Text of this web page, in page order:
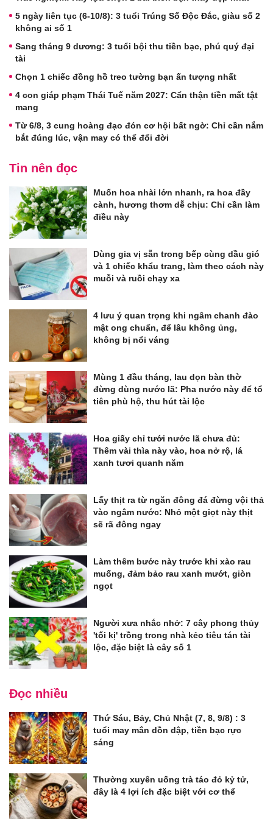
5 ngày liên tục (6-10/8): 3 tuổi Trúng Số Độc Đắc, giàu số 2
không ai số 1
Sang tháng 9 dương: 3 tuổi bội thu tiền bạc, phú quý đại
tài
Chọn 1 chiếc đồng hồ treo tường bạn ấn tượng nhất
4 con giáp phạm Thái Tuế năm 2027: Cẩn thận tiền mất tật
mang
Từ 6/8, 3 cung hoàng đạo đón cơ hội bất ngờ: Chỉ cần nắm
bắt đúng lúc, vận may có thể đổi đời
Tin nên đọc
Muốn hoa nhài lớn nhanh, ra hoa đầy
cành, hương thơm dễ chịu: Chỉ cần làm
điều này
Dùng gia vị sẵn trong bếp cùng dầu gió
và 1 chiếc khẩu trang, làm theo cách này
muỗi và ruồi chạy xa
4 lưu ý quan trọng khi ngâm chanh đào
mật ong chuẩn, để lâu không ủng,
không bị nổi váng
Mùng 1 đầu tháng, lau dọn bàn thờ
đừng dùng nước lã: Pha nước này để tổ
tiên phù hộ, thu hút tài lộc
Hoa giấy chỉ tưới nước lã chưa đủ:
Thêm vài thìa này vào, hoa nở rộ, lá
xanh tươi quanh năm
Lấy thịt ra từ ngăn đông đá đừng vội thả
vào ngâm nước: Nhỏ một giọt này thịt
sẽ rã đông ngay
Làm thêm bước này trước khi xào rau
muống, đảm bảo rau xanh mướt, giòn
ngọt
Người xưa nhắc nhở: 7 cây phong thủy
'tối kị' trồng trong nhà kẻo tiêu tán tài
lộc, đặc biệt là cây số 1
Đọc nhiều
Thứ Sáu, Bảy, Chủ Nhật (7, 8, 9/8) : 3
tuổi may mắn dồn dập, tiền bạc rực
sáng
Thường xuyên uống trà táo đỏ kỷ tử,
đây là 4 lợi ích đặc biệt với cơ thể